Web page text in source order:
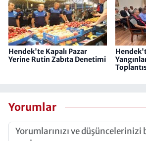
Hendek'te Kapalı Pazar
Yerine Rutin Zabıta Denetimi
Yorumlar